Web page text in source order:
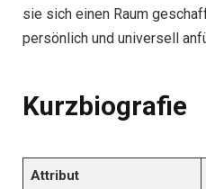
sie sich einen Raum
persönlich und universell
Kurzbiografie
Attribut